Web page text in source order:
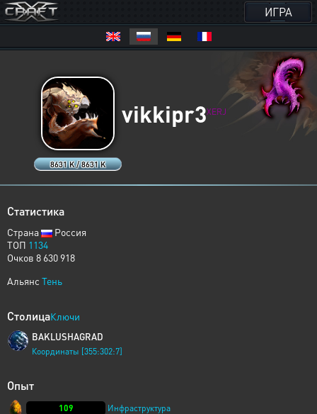
ИГРА
8631 K / 8631 K
vikkipr3XERJ
Статистика
Страна
Россия
ТОП 1134
Очков 8 630 918
Альянс Тень
СтолицаКлючи
BAKLUSHAGRAD
Координаты [355:302:7]
Опыт
109
Инфраструктура